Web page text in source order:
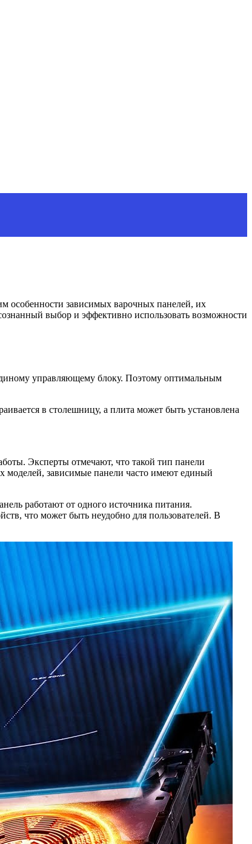
особенности зависимых варочных панелей, их
выбор и эффективно использовать возможности
управляющему блоку. Поэтому оптимальным
в столешницу, а плита может быть установлена
Эксперты отмечают, что такой тип панели
моделей, зависимые панели часто имеют единый
работают от одного источника питания.
что может быть неудобно для пользователей. В